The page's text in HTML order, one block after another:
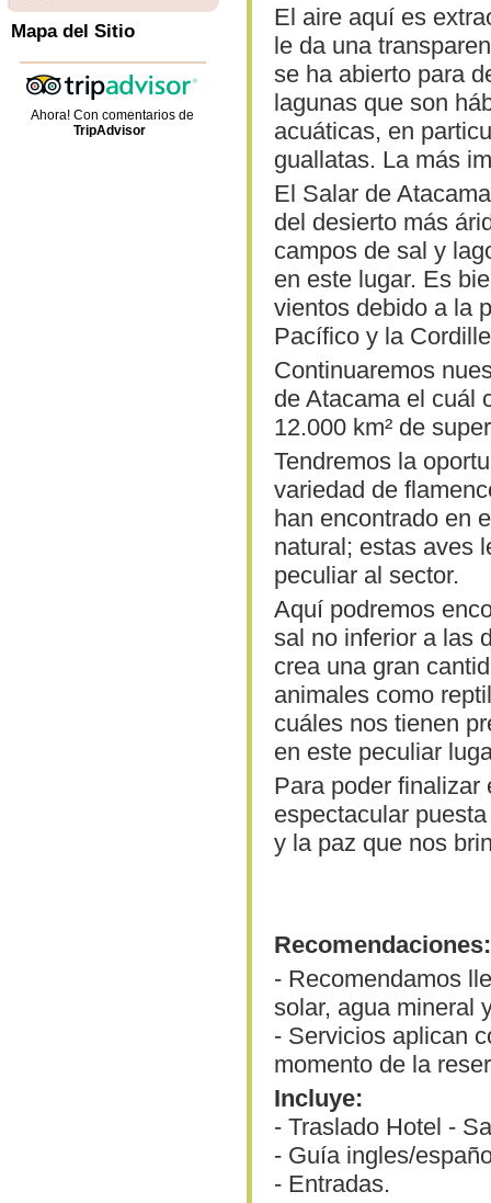
El aire aquí es
le da una
se ha abierto para
lagunas que son
acuáticas, en
guallatas. La más
El Salar de
del desierto más
campos de sal y
en este lugar. Es
vientos debido a la
Pacífico y la
Continuaremos
de Atacama el cuál
12.000 km² de
Tendremos la
variedad de
han encontrado en
natural; estas aves
peculiar al sector.
Aquí podremos
sal no inferior a las
crea una gran
animales como
cuáles nos tienen
en este peculiar
Para poder finalizar
espectacular
y la paz que nos
Recomendaciones:
- Recomendamos
solar, agua mineral
- Servicios aplican
momento de la
Incluye:
- Traslado Hotel -
- Guía ingles/
- Entradas.
Mapa del Sitio
Ahora! Con comentarios de
TripAdvisor